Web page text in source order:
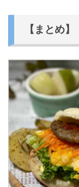
【まとめ】